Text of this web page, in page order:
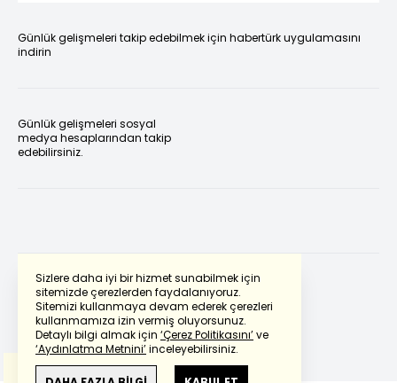
Sizlere daha iyi bir hizmet sunabilmek için
sitemizde çerezlerden faydalanıyoruz.
Sitemizi kullanmaya devam ederek çerezleri
kullanmamıza izin vermiş oluyorsunuz.
Detaylı bilgi almak için ‘Çerez Politikasını’ve
‘Aydınlatma Metnini’inceleyebilirsiniz.
Günlük gelişmeleri takip edebilmek için habertürk uygulamasını
indirin
Günlük gelişmeleri sosyal
medya hesaplarından takip
edebilirsiniz.
Powered by Translate
Bu çevirideGoogle Transletekullanılmıştır.